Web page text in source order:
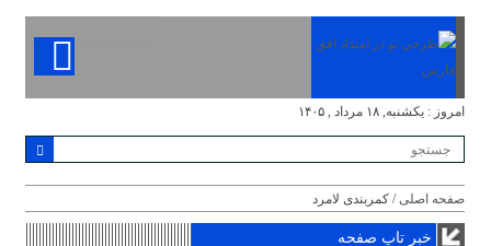
امروز : یکشنبه, ۱۸ مرداد , ۱۴۰۵
صفحه اصلی/ کمربندی لامرد
خبر تاپ صفحه